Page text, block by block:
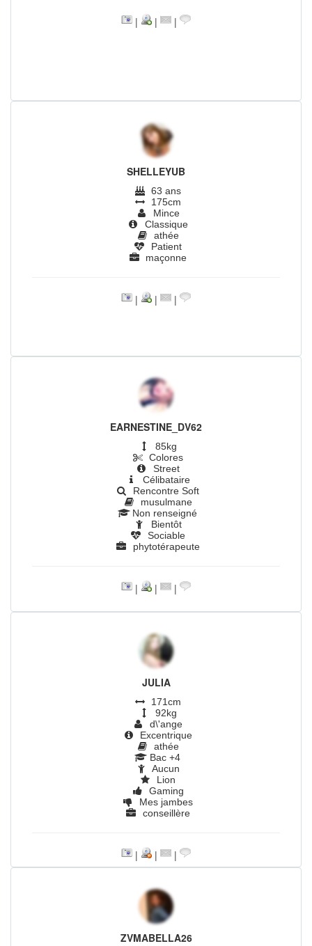
| | |
SHELLEYUB
63 ans
175cm
Mince
Classique
athée
Patient
maçonne
| | |
EARNESTINE_DV62
85kg
Colores
Street
Célibataire
Rencontre Soft
musulmane
Non renseigné
Bientôt
Sociable
phytotérapeute
| | |
JULIA
171cm
92kg
d\'ange
Excentrique
athée
Bac +4
Aucun
Lion
Gaming
Mes jambes
conseillère
| | |
ZVMABELLA26